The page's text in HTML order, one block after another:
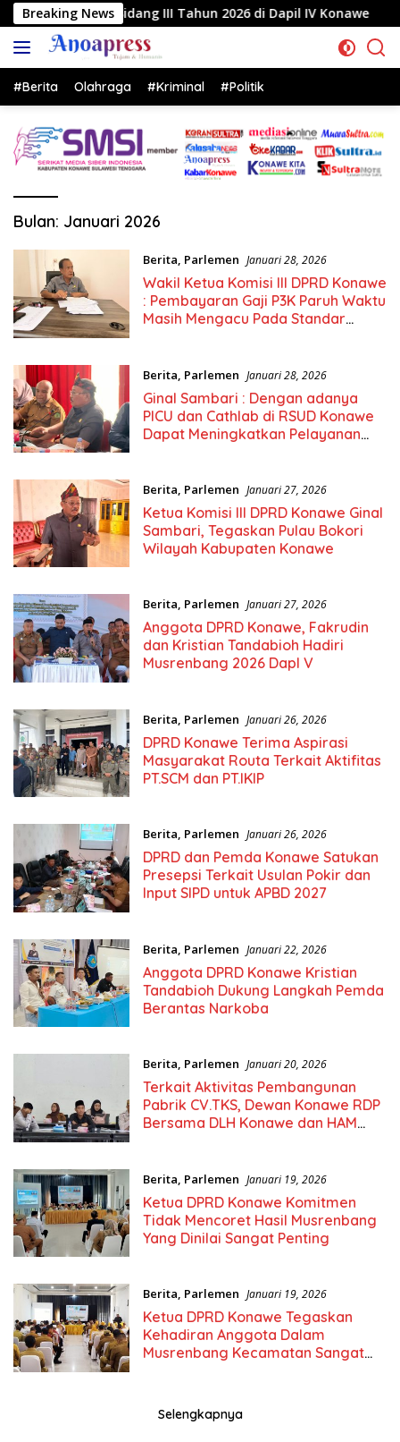
Langsung
ke
konten
Breaking News
III Tahun 2026 di Dapil IV Konawe Reses di
#Berita Olahraga #Kriminal #Politik
Bulan: Januari 2026
Berita, Parlemen Januari 28, 2026
Wakil Ketua Komisi III DPRD Konawe
: Pembayaran Gaji P3K Paruh Waktu
Masih Mengacu Pada Standar
Berita Parlemen Januari 28, 2026
Ginal Sambari : Dengan adanya
PICU dan Cathlab di RSUD Konawe
Dapat Meningkatkan Pelayanan
Berita, Parlemen Januari 27, 2026
Ketua Komisi III DPRD Konawe Ginal
Sambari, Tegaskan Pulau Bokori
Wilayah Kabupaten Konawe
Berita, Parlemen Januari 27, 2026
Anggota DPRD Konawe, Fakrudin
dan Kristian Tandabioh Hadiri
Musrenbang 2026 Dapl V
Berita, Parlemen Januari 26, 2026
DPRD Konawe Terima Aspirasi
Masyarakat Routa Terkait Aktifitas
PT.SCM dan PT.IKIP
Berita, Parlemen Januari 26, 2026
DPRD dan Pemda Konawe Satukan
Presepsi Terkait Usulan Pokir dan
Input SIPD untuk APBD 2027
Berita, Parlemen Januari 22, 2026
Anggota DPRD Konawe Kristian
Tandabioh Dukung Langkah Pemda
Berantas Narkoba
Berita, Parlemen Januari 20, 2026
Terkait Aktivitas Pembangunan
Pabrik CV.TKS, Dewan Konawe RDP
Bersama DLH Konawe dan HAM
Berita, Parlemen Januari 19, 2026
Ketua DPRD Konawe Komitmen
Tidak Mencoret Hasil Musrenbang
Yang Dinilai Sangat Penting
Berita, Parlemen Januari 19, 2026
Ketua DPRD Konawe Tegaskan
Kehadiran Anggota Dalam
Musrenbang Kecamatan Sangat
Selengkapnya